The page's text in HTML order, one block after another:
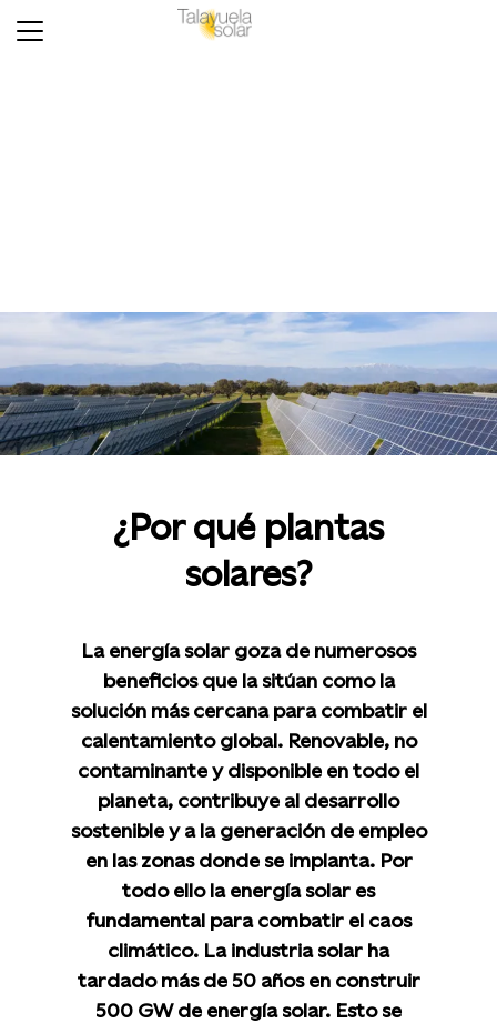
¿Por qué plantas
solares?
La energía solar goza de numerosos
beneficios que la sitúan como la
solución más cercana para combatir el
calentamiento global. Renovable, no
contaminante y disponible en todo el
planeta, contribuye al desarrollo
sostenible y a la generación de empleo
en las zonas donde se implanta. Por
todo ello la energía solar es
fundamental para combatir el caos
climático. La industria solar ha
tardado más de 50 años en construir
500 GW de energía solar. Esto se